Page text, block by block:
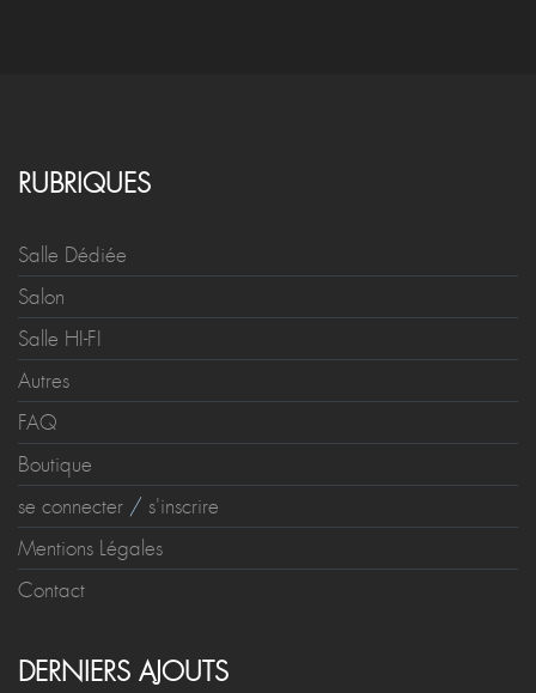
RUBRIQUES
Salle Dédiée
Salon
Salle HI-FI
Autres
FAQ
Boutique
se connecter / s'inscrire
Mentions Légales
Contact
DERNIERS AJOUTS